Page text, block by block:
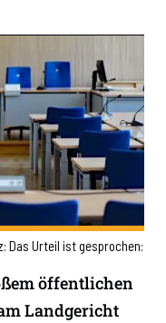
Das Urteil ist gesprochen:
öffentlichen
Landgericht